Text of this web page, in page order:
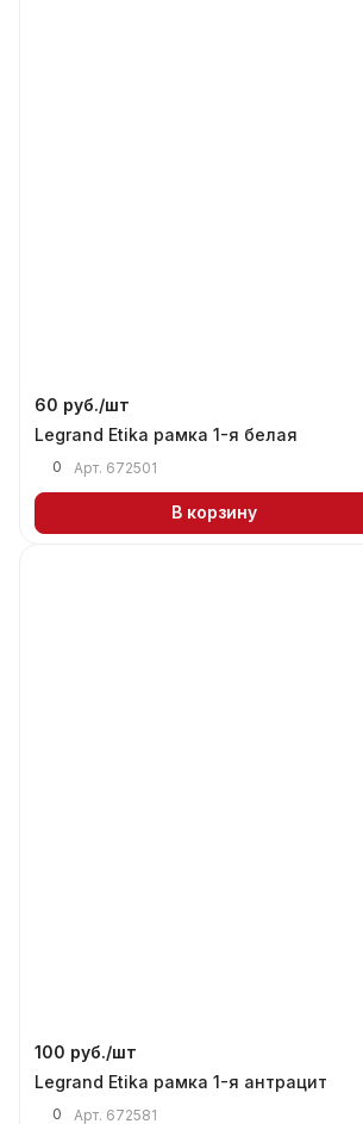
60 руб./шт
Legrand Etika рамка 1-я белая
0 Арт. 672501
В корзину
100 руб./шт
Legrand Etika рамка 1-я антрацит
0 Арт. 672581